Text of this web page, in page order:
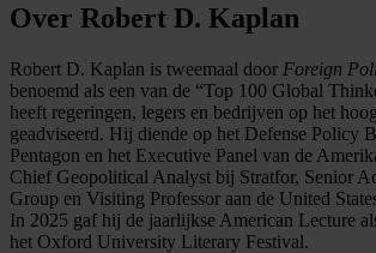
Over Robert D. Kaplan
Robert D. Kaplan is tweemaal door Foreign
benoemd als een van de “Top 100 Global
heeft regeringen, legers en bedrijven op het
geadviseerd. Hij diende op het Defense Policy
Pentagon en het Executive Panel van de
Chief Geopolitical Analyst bij Stratfor, Senior
Group en Visiting Professor aan de United
In 2025 gaf hij de jaarlijkse American Lecture
het Oxford University Literary Festival.